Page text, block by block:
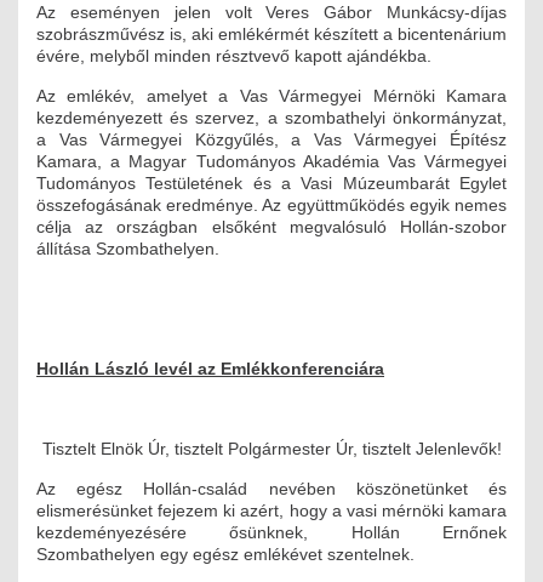
MÉRNÖKI VÁLLALKOZÁSOK
KAPCSOLAT
Az eseményen jelen volt Veres Gábor Munkácsy-díjas
szobrászművész is, aki emlékérmét készített a bicentenárium
évére, melyből minden résztvevő kapott ajándékba.
Az emlékév, amelyet a Vas Vármegyei Mérnöki Kamara
kezdeményezett és szervez, a szombathelyi önkormányzat,
a Vas Vármegyei Közgyűlés, a Vas Vármegyei Építész
Kamara, a Magyar Tudományos Akadémia Vas Vármegyei
Tudományos Testületének és a Vasi Múzeumbarát Egylet
összefogásának eredménye. Az együttműködés egyik nemes
célja az országban elsőként megvalósuló Hollán-szobor
állítása Szombathelyen.
Hollán László levél az Emlékkonferenciára
Tisztelt Elnök Úr, tisztelt Polgármester Úr, tisztelt Jelenlevők!
Az egész Hollán-család nevében köszönetünket és
elismerésünket fejezem ki azért, hogy a vasi mérnöki kamara
kezdeményezésére ősünknek, Hollán Ernőnek
Szombathelyen egy egész emlékévet szentelnek.